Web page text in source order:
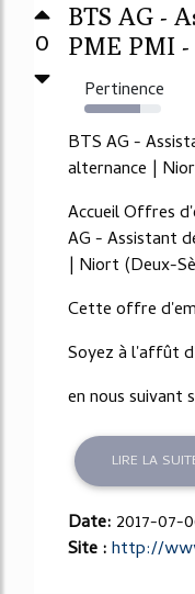
0
BTS AG -
PME PMI
Pertinence
73%
BTS AG -
alternance |
Accueil Offres
AG - Assistant
| Niort (Deux-
Cette offre
Soyez à l'affût
en nous suivant
LIRE LA
Date: 2017-07-
Site :http://